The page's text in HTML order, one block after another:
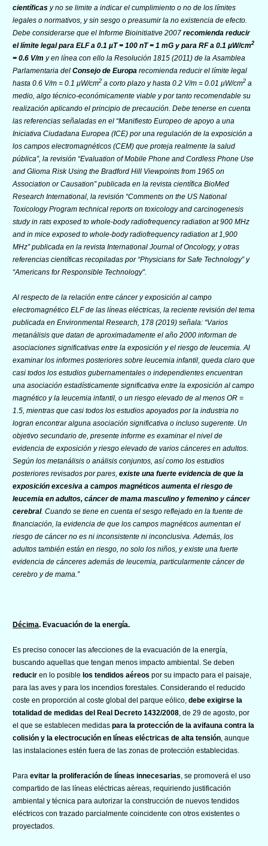
científicas y no se limite a indicar el cumplimiento o no de los límites
legales o normativos, y sin sesgo o preasumir la no existencia de efecto.
Debe considerarse que el Informe Bioinitiative 2007 recomienda reducir
el límite legal para ELF a 0.1 µT = 100 nT = 1 mG y para RF a 0.1 µW/cm2
= 0.6 V/m y en línea con ello la Resolución 1815 (2011) de la Asamblea
Parlamentaria del Consejo de Europa recomienda reducir el límite legal
hasta 0.6 V/m = 0.1 µW/cm2 a corto plazo y hasta 0.2 V/m = 0.01 µW/cm2 a
medio, algo técnico-económicamente viable y por tanto recomendable su
realización aplicando el principio de precaución. Debe tenerse en cuenta
las referencias señaladas en el “Manifiesto Europeo de apoyo a una
Iniciativa Ciudadana Europea (ICE) por una regulación de la exposición a
los campos electromagnéticos (CEM) que proteja realmente la salud
pública”, la revisión “Evaluation of Mobile Phone and Cordless Phone Use
and Glioma Risk Using the Bradford Hill Viewpoints from 1965 on
Association or Causation” publicada en la revista científica BioMed
Research International, la revisión “Comments on the US National
Toxicology Program technical reports on toxicology and carcinogenesis
study in rats exposed to whole-body radiofrequency radiation at 900 MHz
and in mice exposed to whole-body radiofrequency radiation at 1,900
MHz” publicada en la revista International Journal of Oncology, y otras
referencias científicas recopiladas por “Physicians for Safe Technology” y
“Americans for Responsible Technology”.
Al respecto de la relación entre cáncer y exposición al campo
electromagnético ELF de las líneas eléctricas, la reciente revisión del tema
publicada en Environmental Research, 178 (2019) señala: “Varios
metanálisis que datan de aproximadamente el año 2000 informan de
asociaciones significativas entre la exposición y el riesgo de leucemia. Al
examinar los informes posteriores sobre leucemia infantil, queda claro que
casi todos los estudios gubernamentales o independientes encuentran
una asociación estadísticamente significativa entre la exposición al campo
magnético y la leucemia infantil, o un riesgo elevado de al menos OR =
1.5, mientras que casi todos los estudios apoyados por la industria no
logran encontrar alguna asociación significativa o incluso sugerente. Un
objetivo secundario de, presente informe es examinar el nivel de
evidencia de exposición y riesgo elevado de varios cánceres en adultos.
Según los metanálisis o análisis conjuntos, así como los estudios
posteriores revisados por pares, existe una fuerte evidencia de que la
exposición excesiva a campos magnéticos aumenta el riesgo de
leucemia en adultos, cáncer de mama masculino y femenino y cáncer
cerebral. Cuando se tiene en cuenta el sesgo reflejado en la fuente de
financiación, la evidencia de que los campos magnéticos aumentan el
riesgo de cáncer no es ni inconsistente ni inconclusiva. Además, los
adultos también están en riesgo, no solo los niños, y existe una fuerte
evidencia de cánceres además de leucemia, particularmente cáncer de
cerebro y de mama.”
Décima. Evacuación de la energía.
Es preciso conocer las afecciones de la evacuación de la energía,
buscando aquellas que tengan menos impacto ambiental. Se deben
reducir en lo posible los tendidos aéreos por su impacto para el paisaje,
para las aves y para los incendios forestales. Considerando el reducido
coste en proporción al coste global del parque eólico, debe exigirse la
totalidad de medidas del Real Decreto 1432/2008 , de 29 de agosto, por
el que se establecen medidas para la protección de la avifauna contra la
colisión y la electrocución en líneas eléctricas de alta tensión , aunque
las instalaciones estén fuera de las zonas de protección establecidas.
Para evitar la proliferación de líneas innecesarias , se promoverá el uso
compartido de las líneas eléctricas aéreas, requiriendo justificación
ambiental y técnica para autorizar la construcción de nuevos tendidos
eléctricos con trazado parcialmente coincidente con otros existentes o
proyectados.